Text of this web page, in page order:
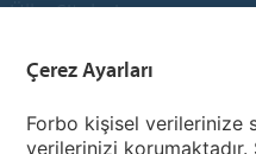
Ülke Siteleri
Ülkenizi Seçin
Çerez Ayarları
Forbo kişisel verilerinize
verilerinizi